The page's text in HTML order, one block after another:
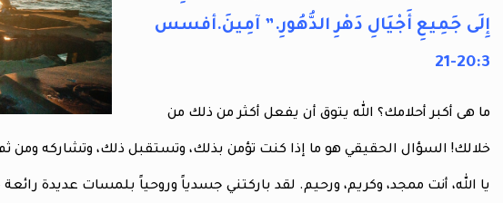
إِلَى جَمِيعِ أَجْيَالِ دَهْرِ الدُّهُورِ.” آمِينَ.أفسس
20:3-21
ما هى أكبر أحلامك؟ الله يتوق أن يفعل أكثر من ذلك من
خلالك! السؤال الحقيقي هو ما إذا كنت تؤمن بذلك، وتستقبل ذلك، وتشاركه ومن
يا الله، أنت ممجد، وكريم، ورحيم. لقد باركتني جسدياً وروحياً بلمسات عديدة